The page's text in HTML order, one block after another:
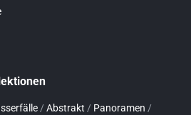
/ Abstrakt / Panoramen /